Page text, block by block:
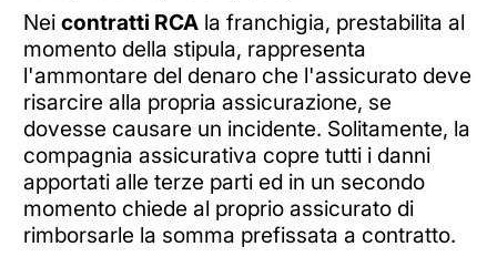
Nei contratti RCAla franchigia, prestabilita al
momento della stipula, rappresenta
l'ammontare del denaro che l'assicurato deve
risarcire alla propria assicurazione, se
dovesse causare un incidente. Solitamente, la
compagnia assicurativa copre tutti i danni
apportati alle terze parti ed in un secondo
momento chiede al proprio assicurato di
rimborsarle la somma prefissata a contratto.